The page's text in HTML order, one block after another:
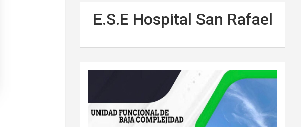
E.S.E Hospital San Rafael